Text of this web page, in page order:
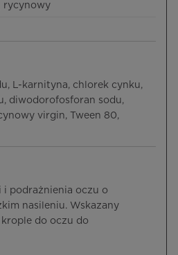
rycynowy
L-karnityna, chlorek cynku,
diwodorofosforan sodu,
virgin, Tween 80,
i podrażnienia oczu o
nasileniu. Wskazany
do oczu do